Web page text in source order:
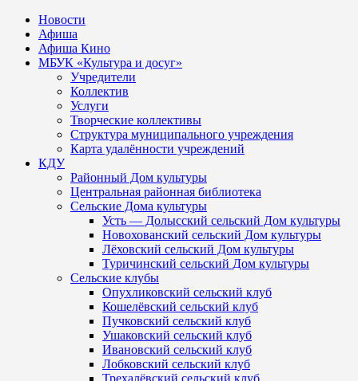
Новости
Афиша
Афиша Кино
МБУК «Культура и досуг»
Учредители
Коллектив
Услуги
Творческие коллективы
Структура муниципального учреждения
Карта удалённости учреждений
КДУ
Районный Дом культуры
Центральная районная библиотека
Сельские Дома культуры
Усть — Долысский сельский Дом культуры
Новохованский сельский Дом культуры
Лёховский сельский Дом культуры
Туричинский сельский Дом культуры
Сельские клубы
Опухликовский сельский клуб
Кошелёвский сельский клуб
Пучковский сельский клуб
Ушаковский сельский клуб
Ивановский сельский клуб
Лобковский сельский клуб
Трехалёвский сельский клуб